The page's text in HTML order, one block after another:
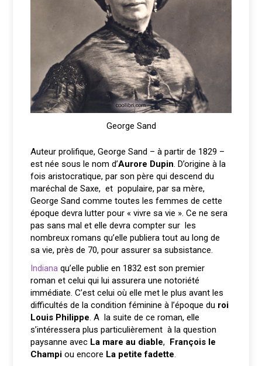
George Sand
Auteur prolifique, George Sand – à partir de 1829 –
est née sous le nom d’Aurore Dupin. D’origine à la
fois aristocratique, par son père qui descend du
maréchal de Saxe, et populaire, par sa mère,
George Sand comme toutes les femmes de cette
époque devra lutter pour « vivre sa vie ». Ce ne sera
pas sans mal et elle devra compter sur les
nombreux romans qu’elle publiera tout au long de
sa vie, près de 70, pour assurer sa subsistance.
Indiana qu’elle publie en 1832 est son premier
roman et celui qui lui assurera une notoriété
immédiate. C’est celui où elle met le plus avant les
difficultés de la condition féminine à l’époque du roi
Louis Philippe. A la suite de ce roman, elle
s’intéressera plus particulièrement à la question
paysanne avec La mare au diable, François le
Champi ou encore La petite fadette.